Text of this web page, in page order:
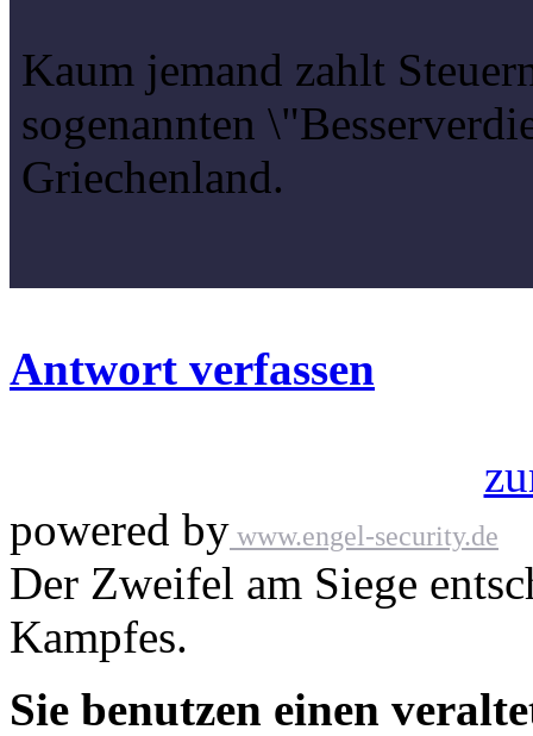
Kaum jemand zahlt
sogenannten
Griechenland.
Antwort verfassen
powered by www.engel-security.de
Der Zweifel am Siege
Kampfes.
Sie benutzen einen